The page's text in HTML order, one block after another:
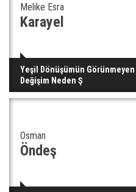
Melike Esra
Karayel
Yeşil Dönüşümün
Değişim Neden Ş
Osman
Öndeş